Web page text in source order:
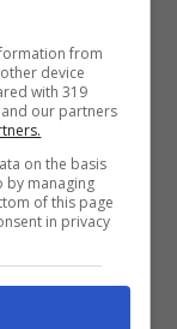
ad esempio
con la
parti
un vigile che
from
device
with 319
our partners
on the basis
by managing
of this page
in privacy